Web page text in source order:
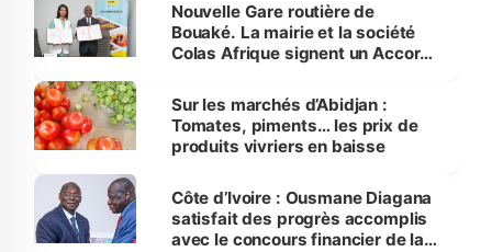
Nouvelle Gare routière de
Bouaké. La mairie et la société
Colas Afrique signent un Accord
Sur les marchés d’Abidjan :
Tomates, piments… les prix de
produits vivriers en baisse
Côte d’Ivoire : Ousmane Diagana
satisfait des progrès accomplis
avec le concours financier de la